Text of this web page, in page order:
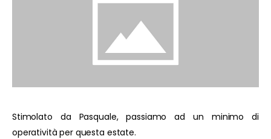
Stimolato da Pasquale, passiamo ad un minimo di
operatività per questa estate.